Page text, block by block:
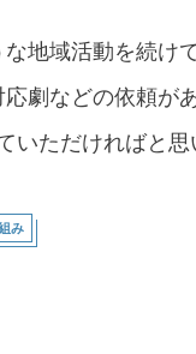
地域活動を続け
劇などの依頼が
いただければと思
み